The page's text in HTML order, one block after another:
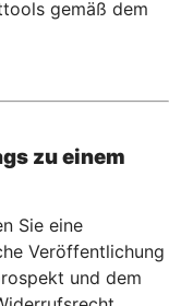
gemäß dem
zu einem
Sie eine
Veröffentlichung
und dem